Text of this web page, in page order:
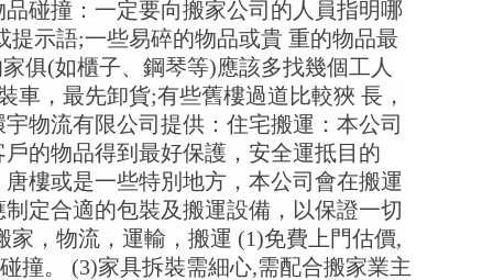
碰撞：一定要向搬家公司的人員指明哪
示語;一些易碎的物品或貴 重的物品最
俱(如櫃子、鋼琴等)應該多找幾個工人
，最先卸貨;有些舊樓過道比較狹 長，
物流有限公司提供：住宅搬運：本公司
的物品得到最好保護，安全運抵目的
樓或是一些特別地方，本公司會在搬運
定合適的包裝及搬運設備，以保證一切
，物流，運輸，搬運 (1)免費上門估價,
撞。 (3)家具拆裝需細心,需配合搬家業主